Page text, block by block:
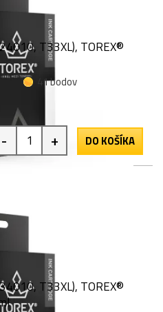
T33XL), TOREX®
41 bodov
- + DO KOŠÍKA
T33XL), TOREX®